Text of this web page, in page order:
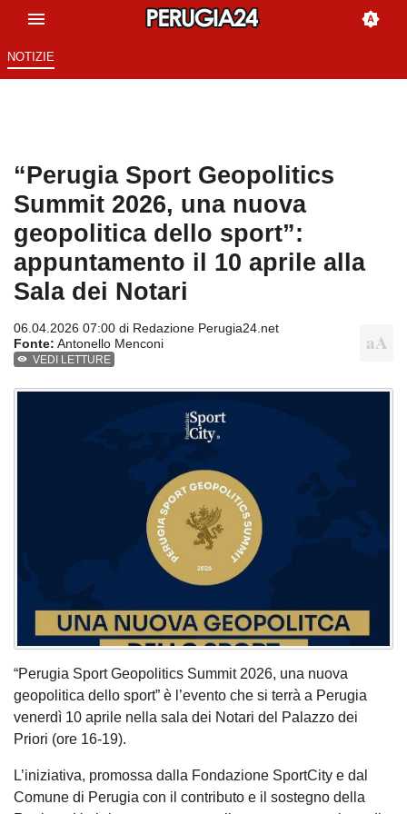
NOTIZIE
“Perugia Sport Geopolitics
Summit 2026, una nuova
geopolitica dello sport”:
appuntamento il 10 aprile alla
Sala dei Notari
06.04.2026 07:00 di Redazione Perugia24.net
Fonte: Antonello Menconi
VEDI LETTURE
“Perugia Sport Geopolitics Summit 2026, una nuova
geopolitica dello sport” è l’evento che si terrà a Perugia
venerdì 10 aprile nella sala dei Notari del Palazzo dei
Priori (ore 16-19).
L’iniziativa, promossa dalla Fondazione SportCity e dal
Comune di Perugia con il contributo e il sostegno della